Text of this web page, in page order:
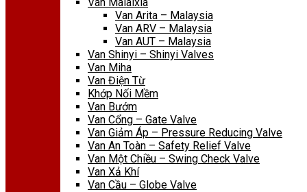
Van Arita – Malaysia
Van ARV – Malaysia
Van AUT – Malaysia
Van Shinyi – Shinyi Valves
Van Miha
Van Điện Từ
Khớp Nối Mềm
Van Bướm
Van Cổng – Gate Valve
Van Giảm Áp – Pressure Reducing Valve
Van An Toàn – Safety Relief Valve
Van Một Chiều – Swing Check Valve
Van Xả Khí
Van Cầu – Globe Valve